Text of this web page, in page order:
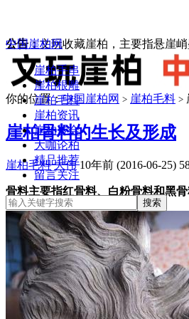
中国崖柏网
崖柏手串
崖柏根雕
崖柏毛料
崖柏资讯
崖柏展会
大咖论柏
精品推荐
留言关注
公告：文玩收藏崖柏，主要指悬崖
你的位置：中国崖柏网 > 崖柏毛料 >
崖柏骨料的生长及形成
崖柏毛料 大伟 10年前 (2016-06-25)
骨料主要指红骨料、白粉骨料和黑